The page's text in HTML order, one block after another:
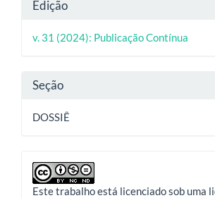
do
artigo
Edição
v. 31 (2024): Publicação Contínua
Seção
DOSSIÊ
Este trabalho está licenciado sob uma